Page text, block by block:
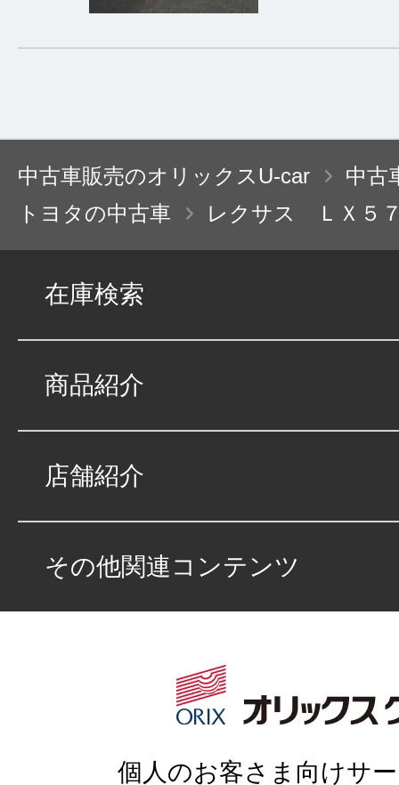
中古車販売のオリックスU-car
中古
トヨタの中古車
レクサス ＬＸ５
在庫検索
商品紹介
店舗紹介
その他関連コンテンツ
個人のお客さま向けサ